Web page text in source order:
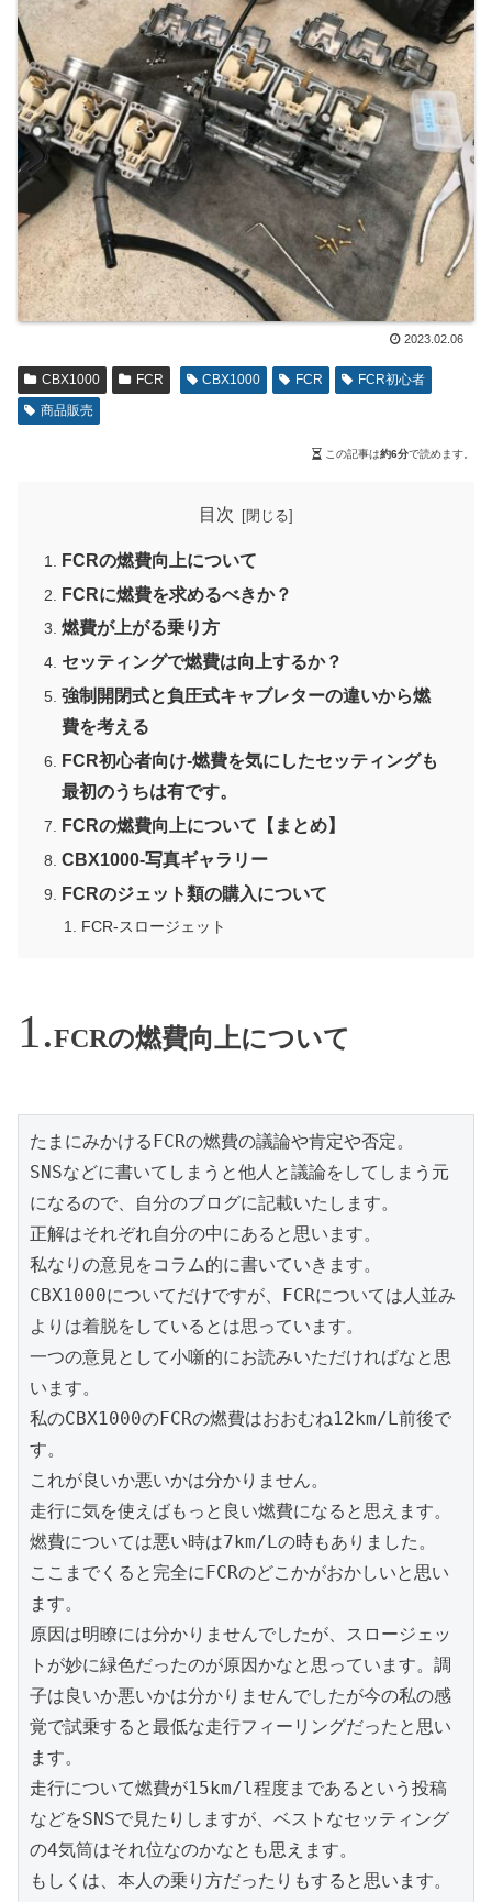
2023.02.06
CBX1000 FCR CBX1000 FCR
FCR初心者
商品販売
この記事は約6分で読めます。
目次
FCRの燃費向上について
FCRに燃費を求めるべきか？
燃費が上がる乗り方
セッティングで燃費は向上するか？
強制開閉式と負圧式キャブレターの違いから燃
費を考える
FCR初心者向け-燃費を気にしたセッティングも
最初のうちは有です。
FCRの燃費向上について【まとめ】
CBX1000-写真ギャラリー
FCRのジェット類の購入について
FCR-スロージェット
FCRの燃費向上について
たまにみかけるFCRの燃費の議論や肯定や否定。
SNSなどに書いてしまうと他人と議論をしてしまう元
になるので、自分のブログに記載いたします。
正解はそれぞれ自分の中にあると思います。
私なりの意見をコラム的に書いていきます。
CBX1000についてだけですが、FCRについては人並み
よりは着脱をしているとは思っています。
一つの意見として小噺的にお読みいただければなと思
います。
私のCBX1000のFCRの燃費はおおむね12km/L前後で
す。
これが良いか悪いかは分かりません。
走行に気を使えばもっと良い燃費になると思えます。
燃費については悪い時は7km/Lの時もありました。
ここまでくると完全にFCRのどこかがおかしいと思い
ます。
原因は明瞭には分かりませんでしたが、スロージェッ
トが妙に緑色だったのが原因かなと思っています。調
子は良いか悪いかは分かりませんでしたが今の私の感
覚で試乗すると最低な走行フィーリングだったと思い
ます。
走行について燃費が15km/l程度まであるという投稿
などをSNSで見たりしますが、ベストなセッティング
の4気筒はそれ位なのかなとも思えます。
もしくは、本人の乗り方だったりもすると思います。